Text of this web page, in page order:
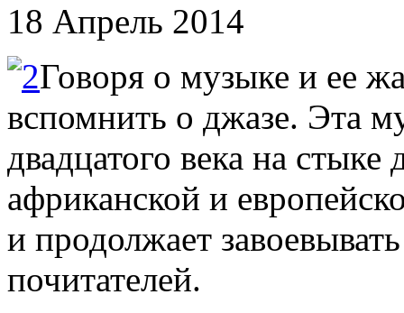
18 Апрель 2014
Говоря о музыке и ее
вспомнить о джазе. Эта
двадцатого века на
африканской и
и продолжает
почитателей.